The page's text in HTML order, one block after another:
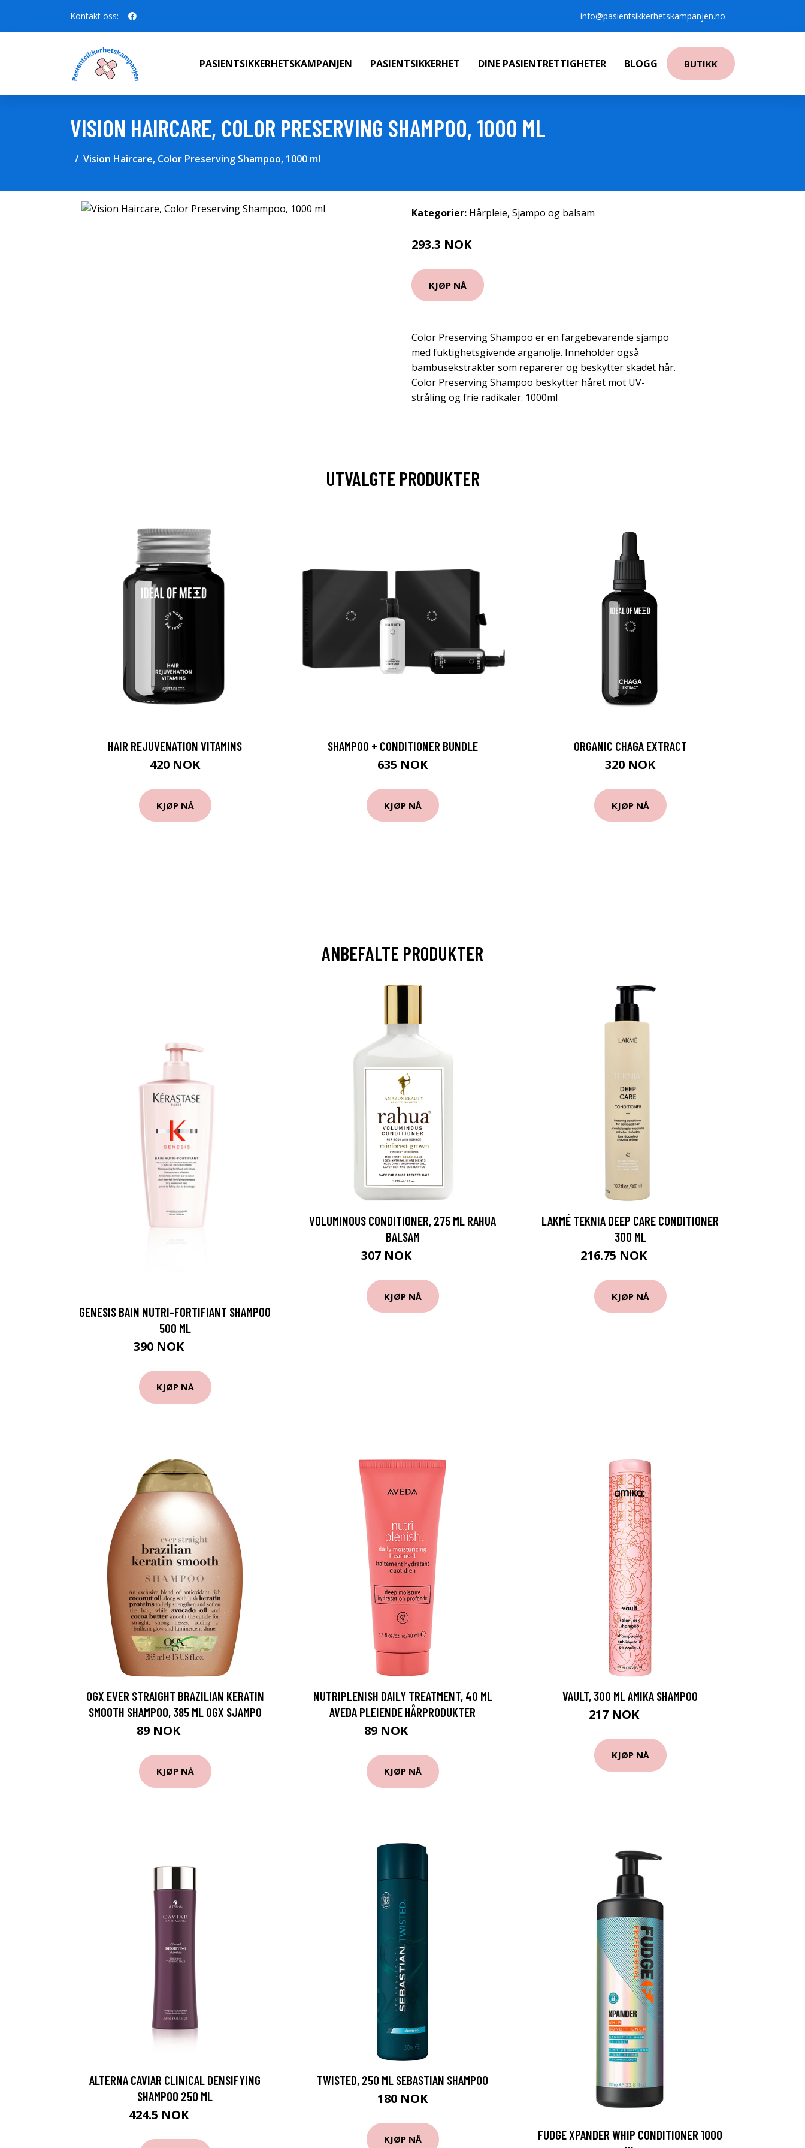
Kontakt oss: info@pasientsikkerhetskampanjen.no
PASIENTSIKKERHETSKAMPANJEN PASIENTSIKKERHET DINE PASIENTRETTIGHETER BLOGG BUTIKK
VISION HAIRCARE, COLOR PRESERVING SHAMPOO, 1000 ML
Vision Haircare, Color Preserving Shampoo, 1000 ml
Kategorier: Hårpleie, Sjampo og balsam
293.3 NOK
KJØP NÅ
Color Preserving Shampoo er en fargebevarende sjampo
med fuktighetsgivende arganolje. Inneholder også
bambusekstrakter som reparerer og beskytter skadet hår.
Color Preserving Shampoo beskytter håret mot UV-
stråling og frie radikaler. 1000ml
UTVALGTE PRODUKTER
HAIR REJUVENATION VITAMINS
420 NOK
KJØP NÅ
SHAMPOO + CONDITIONER BUNDLE
635 NOK
KJØP NÅ
ORGANIC CHAGA EXTRACT
320 NOK
KJØP NÅ
ANBEFALTE PRODUKTER
GENESIS BAIN NUTRI-FORTIFIANT SHAMPOO
500 ML
390 NOK
KJØP NÅ
VOLUMINOUS CONDITIONER, 275 ML RAHUA
BALSAM
307 NOK
KJØP NÅ
LAKMÉ TEKNIA DEEP CARE CONDITIONER
300 ML
216.75 NOK
KJØP NÅ
OGX EVER STRAIGHT BRAZILIAN KERATIN
SMOOTH SHAMPOO, 385 ML OGX SJAMPO
89 NOK
KJØP NÅ
NUTRIPLENISH DAILY TREATMENT, 40 ML
AVEDA PLEIENDE HÅRPRODUKTER
89 NOK
KJØP NÅ
VAULT, 300 ML AMIKA SHAMPOO
217 NOK
KJØP NÅ
ALTERNA CAVIAR CLINICAL DENSIFYING
SHAMPOO 250 ML
424.5 NOK
TWISTED, 250 ML SEBASTIAN SHAMPOO
180 NOK
KJØP NÅ
FUDGE XPANDER WHIP CONDITIONER 1000